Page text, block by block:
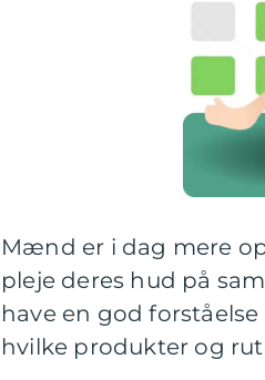
Mænd er i dag mere
pleje deres hud på
have en god
hvilke produkter og